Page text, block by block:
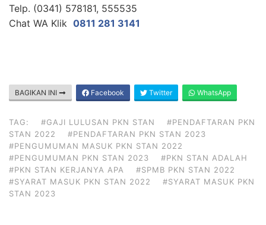
Telp. (0341) 578181, 555535
Chat WA Klik 0811 281 3141
BAGIKAN INI Facebook Twitter WhatsApp
TAG: #GAJI LULUSAN PKN STAN
#PENDAFTARAN PKN
STAN 2022
#PENDAFTARAN PKN STAN 2023
#PENGUMUMAN MASUK PKN STAN 2022
#PENGUMUMAN PKN STAN 2023
#PKN STAN ADALAH
#PKN STAN KERJANYA APA
#SPMB PKN STAN 2022
#SYARAT MASUK PKN STAN 2022
#SYARAT MASUK PKN
STAN 2023